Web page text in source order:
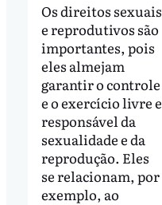
Os direitos sexuais
e reprodutivos são
importantes, pois
eles almejam
garantir o controle
e o exercício livre e
responsável da
sexualidade e da
reprodução. Eles
se relacionam, por
exemplo, ao